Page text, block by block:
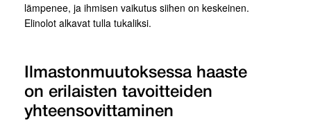
lämpenee, ja ihmisen vaikutus siihen on keskeinen.
Elinolot alkavat tulla tukaliksi.
Ilmastonmuutoksessa haaste
on erilaisten tavoitteiden
yhteensovittaminen